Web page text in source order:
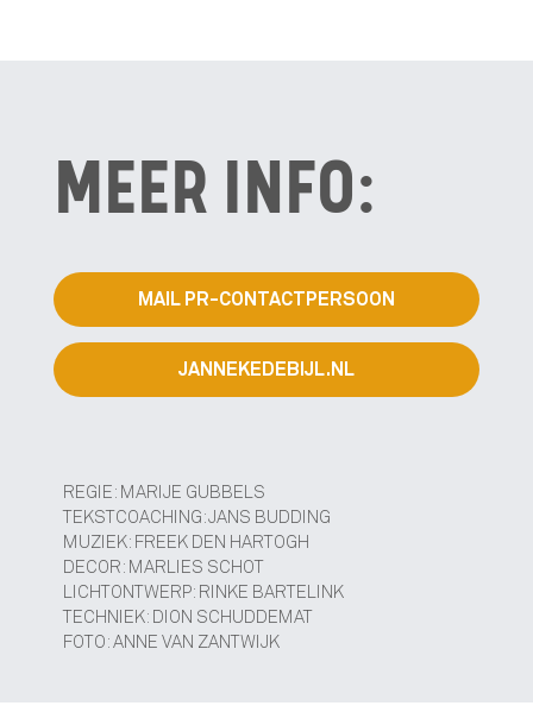
MEER INFO:
MAIL PR-CONTACTPERSOON
JANNEKEDEBIJL.NL
REGIE: MARIJE GUBBELS
TEKSTCOACHING: JANS BUDDING
MUZIEK: FREEK DEN HARTOGH
DECOR: MARLIES SCHOT
LICHTONTWERP: RINKE BARTELINK
TECHNIEK: DION SCHUDDEMAT
FOTO: ANNE VAN ZANTWIJK